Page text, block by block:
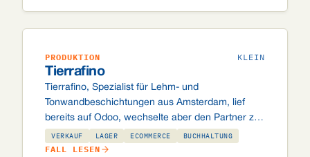
PRODUKTION KLEIN
Tierrafino
Tierrafino, Spezialist für Lehm- und
Tonwandbeschichtungen aus Amsterdam, lief
bereits auf Odoo, wechselte aber den Partner zu
Radical Fanatics. Der Wechsel erfolgte ohne
Verlust von Daten, Lizenzen oder Anpassungen.
VERKAUF LAGER ECOMMERCE BUCHHALTUNG
FALL LESEN